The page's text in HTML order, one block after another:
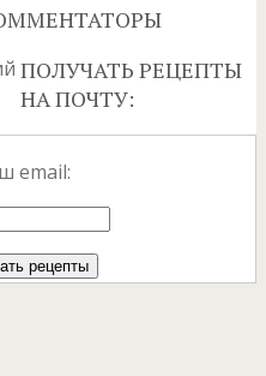
ПОЛУЧАТЬ РЕЦЕПТЫ
НА ПОЧТУ:
email: